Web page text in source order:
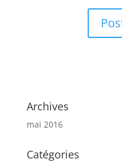
Archives
mai 2016
Catégories